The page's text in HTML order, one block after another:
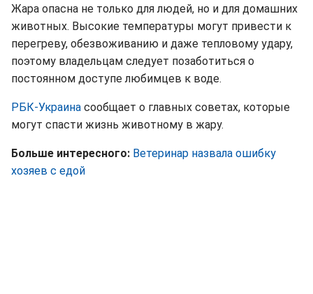
Жара опасна не только для людей, но и для домашних
животных. Высокие температуры могут привести к
перегреву, обезвоживанию и даже тепловому удару,
поэтому владельцам следует позаботиться о
постоянном доступе любимцев к воде.
РБК-Украина сообщает о главных советах, которые
могут спасти жизнь животному в жару.
Больше интересного: Ветеринар назвала ошибку
хозяев с едой